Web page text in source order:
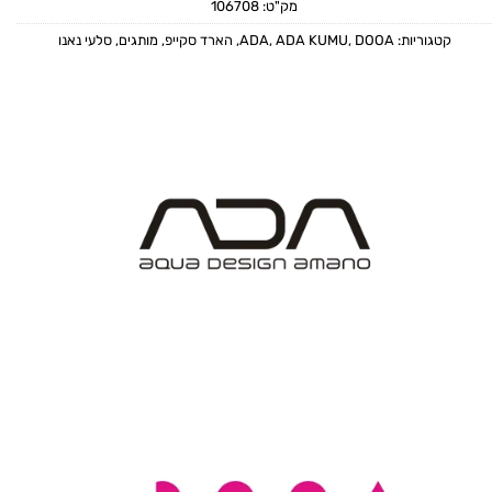
מק"ט: 106708
קטגוריות: ADA, ADA KUMU, DOOA
, הארד סקייפ, מותגים,סלעי נאנו